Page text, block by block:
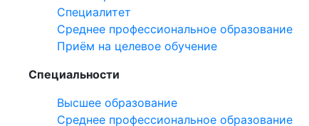
Специалитет
Среднее профессиональное образование
Приём на целевое обучение
Специальности
Высшее образование
Среднее профессиональное образование